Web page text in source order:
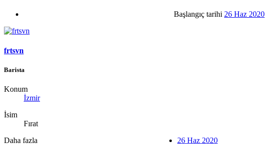
Başlangıç tarihi 26 Haz 2020
frtsvn
Barista
Konum
İzmir
İsim
Fırat
Daha fazla
26 Haz 2020